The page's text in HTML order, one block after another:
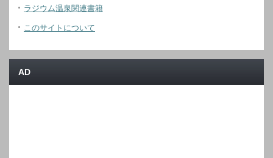
ラジウム温泉関連書籍
このサイトについて
AD